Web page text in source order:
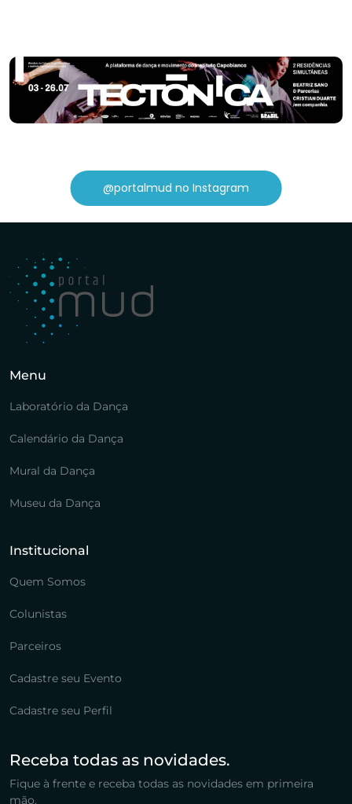
@portalmud no Instagram
Menu
Laboratório da Dança
Calendário da Dança
Mural da Dança
Museu da Dança
Institucional
Quem Somos
Colunistas
Parceiros
Cadastre seu Evento
Cadastre seu Perfil
Receba todas as novidades.
Fique à frente e receba todas as novidades em primeira
mão.